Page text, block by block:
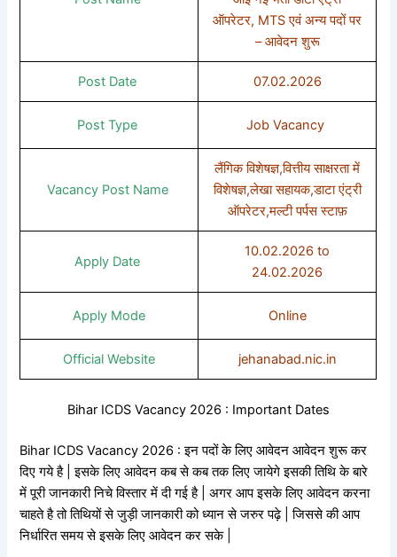
ऑपरेटर, MTS एवं अन्य पदों पर
– आवेदन शुरू
Post Date 07.02.2026
Post Type Job Vacancy
Vacancy Post Name
लैंगिक विशेषज्ञ,वित्तीय साक्षरता में
विशेषज्ञ,लेखा सहायक,डाटा एंट्री
ऑपरेटर,मल्टी पर्पस स्टाफ़
Apply Date
10.02.2026 to
24.02.2026
Apply Mode Online
Official Website jehanabad.nic.in
Bihar ICDS Vacancy 2026 : Important Dates
Bihar ICDS Vacancy 2026 : इन पदों के लिए आवेदन आवेदन शुरू कर
दिए गये है | इसके लिए आवेदन कब से कब तक लिए जायेगे इसकी तिथि के बारे
में पूरी जानकारी निचे विस्तार में दी गई है | अगर आप इसके लिए आवेदन करना
चाहते है तो तिथियों से जुड़ी जानकारी को ध्यान से जरुर पढ़े | जिससे की आप
निर्धारित समय से इसके लिए आवेदन कर सके |